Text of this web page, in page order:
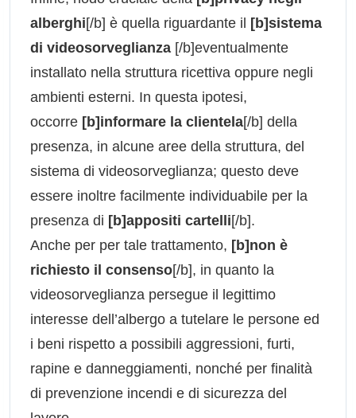
alberghi[/b] è quella riguardante il [b]sistema
di videosorveglianza [/b]eventualmente
installato nella struttura ricettiva oppure negli
ambienti esterni. In questa ipotesi,
occorre [b]informare la clientela[/b] della
presenza, in alcune aree della struttura, del
sistema di videosorveglianza; questo deve
essere inoltre facilmente individuabile per la
presenza di [b]appositi cartelli[/b].
Anche per per tale trattamento, [b]non è
richiesto il consenso[/b], in quanto la
videosorveglianza persegue il legittimo
interesse dell’albergo a tutelare le persone ed
i beni rispetto a possibili aggressioni, furti,
rapine e danneggiamenti, nonché per finalità
di prevenzione incendi e di sicurezza del